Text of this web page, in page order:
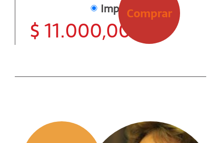
Impreso
$11.000,00
Comprar